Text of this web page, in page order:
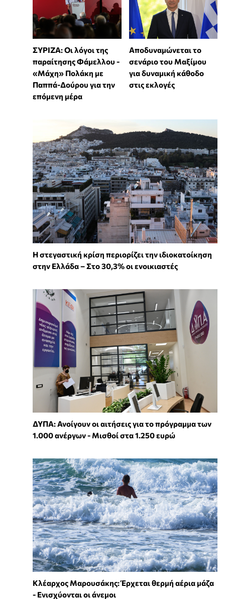
ΣΥΡΙΖΑ: Οι λόγοι της
παραίτησης Φάμελλου -
«Μάχη» Πολάκη με
Παππά-Δούρου για την
επόμενη μέρα
Αποδυναμώνεται το
σενάριο του Μαξίμου
για δυναμική κάθοδο
στις εκλογές
Η στεγαστική κρίση περιορίζει την ιδιοκατοίκηση
στην Ελλάδα – Στο 30,3% οι ενοικιαστές
ΔΥΠΑ: Ανοίγουν οι αιτήσεις για το πρόγραμμα των
1.000 ανέργων - Μισθοί στα 1.250 ευρώ
Κλέαρχος Μαρουσάκης: Έρχεται θερμή αέρια μάζα
- Ενισχύονται οι άνεμοι